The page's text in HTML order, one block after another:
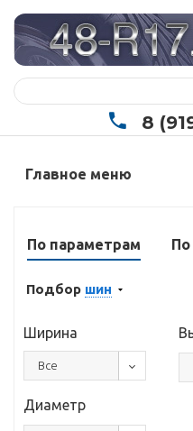
8
Главное меню
По параметрам По
Подбор шин
Ширина
Все
Диаметр